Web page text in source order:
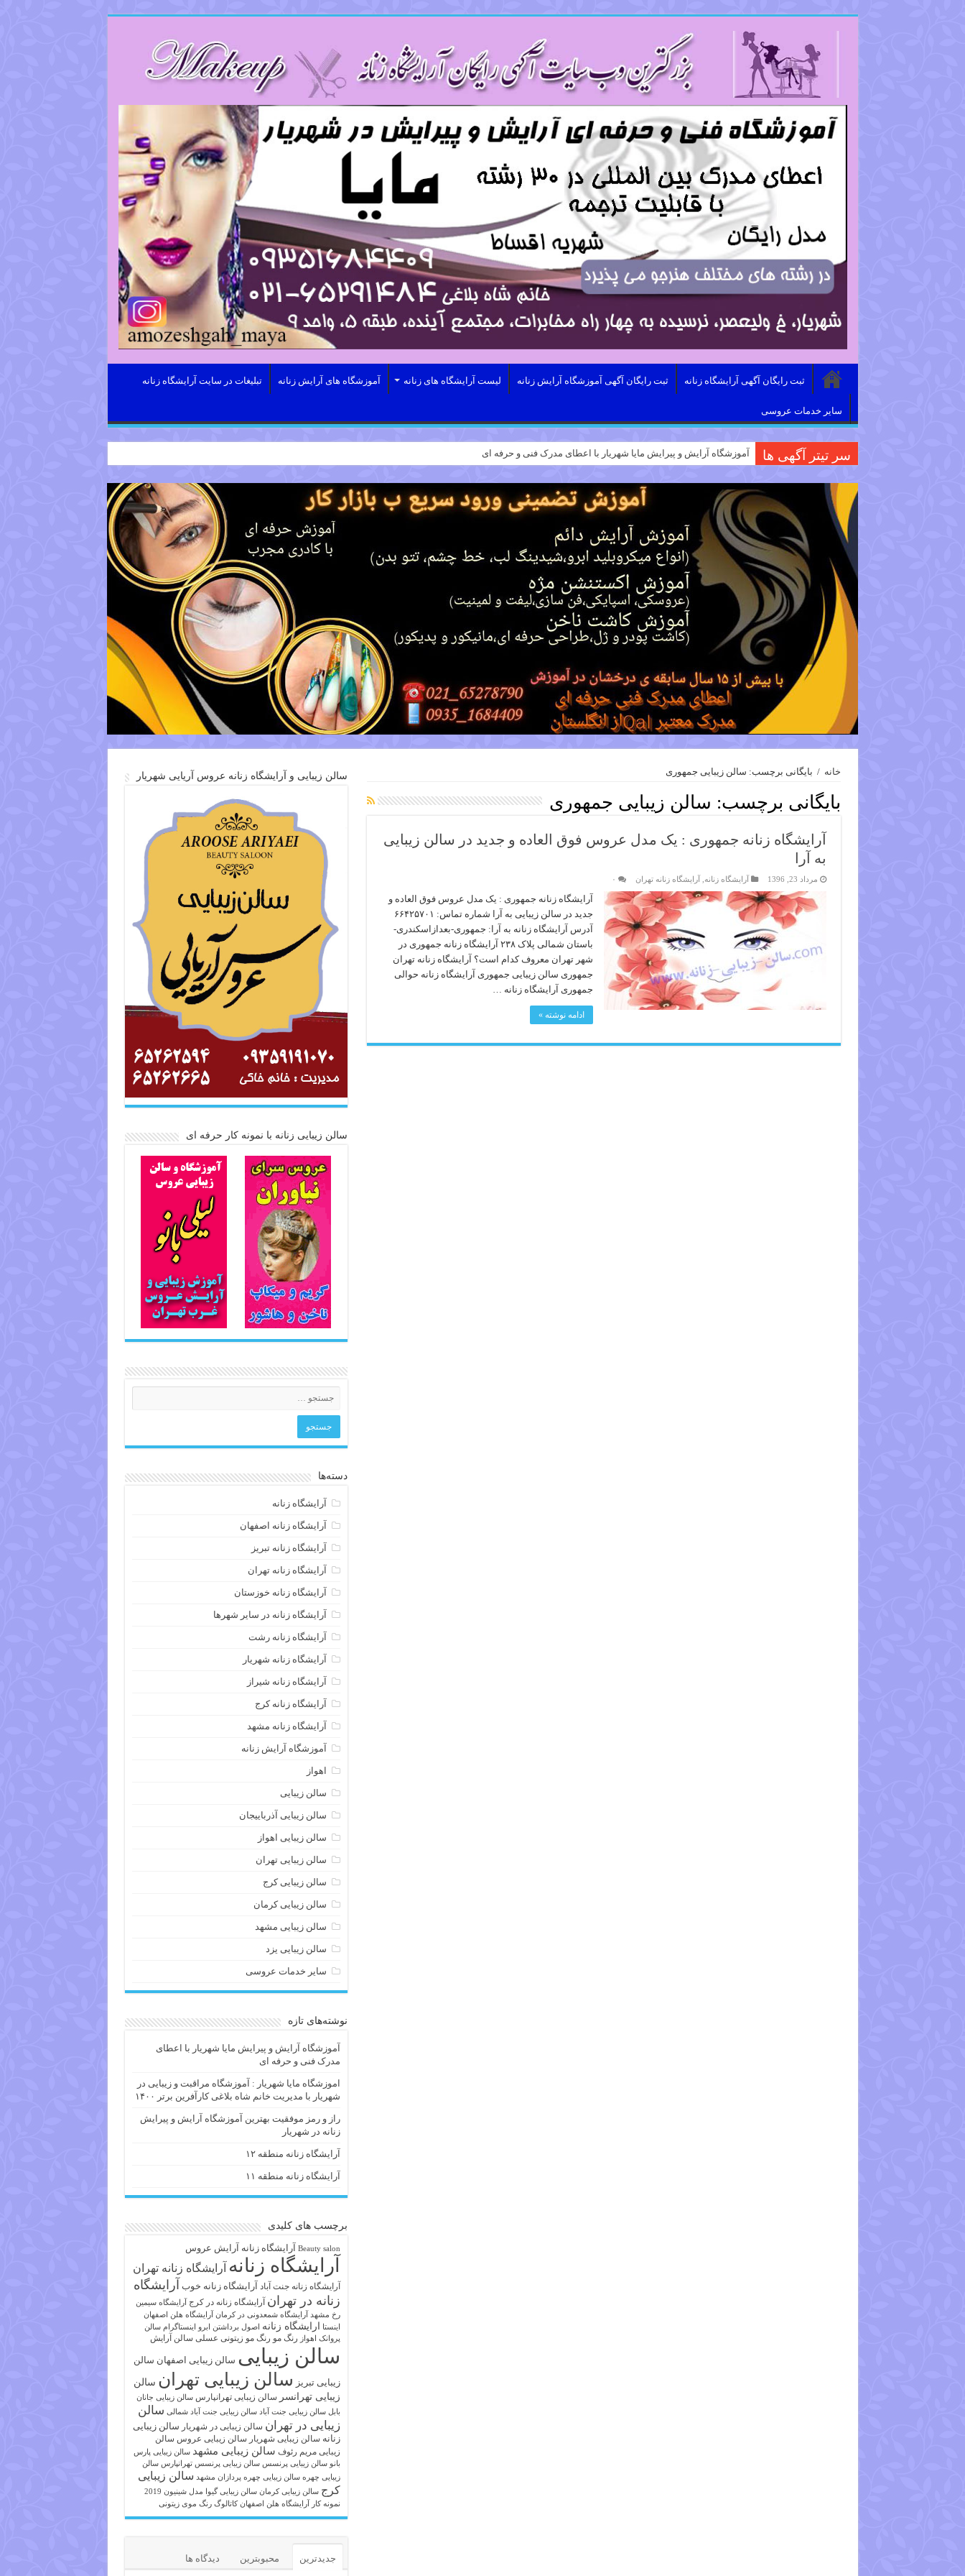
ثبت رایگان آگهی آرایشگاه زنانه ثبت رایگان آگهی آموزشگاه آرایش زنانه لیست آرایشگاه های زنانه آموزشگاه های آرایش زنانه تبلیغات در سایت آرایشگاه زنانه
سایر خدمات عروسی
سر تیتر آگهی ها آموزشگاه آرایش و پیرایش مایا شهریار با اعطای مدرک فنی و حرفه ای
خانه / بایگانی برچسب: سالن زیبایی جمهوری
بایگانی برچسب: سالن زیبایی جمهوری
آرایشگاه زنانه جمهوری : یک مدل عروس فوق العاده و جدید در سالن زیبایی
به آرا
مرداد 23, 1396 آرایشگاه زنانه ,آرایشگاه زنانه تهران ۰
آرایشگاه زنانه جمهوری : یک مدل عروس فوق العاده و
جدید در سالن زیبایی به آرا شماره تماس: ۶۶۴۲۵۷۰۱
آدرس آرایشگاه زنانه به آرا: جمهوری-بعدازاسکندری-
باستان شمالی پلاک ۲۳۸ آرایشگاه زنانه جمهوری در
شهر تهران معروف کدام است؟ آرایشگاه زنانه تهران
جمهوری سالن زیبایی جمهوری آرایشگاه زنانه حوالی
جمهوری آرایشگاه زنانه …
ادامه نوشته »
سالن زیبایی و آرایشگاه زنانه عروس آریایی شهریار
سالن زیبایی زنانه با نمونه کار حرفه ای
دسته‌ها
آرایشگاه زنانه
آرایشگاه زنانه اصفهان
آرایشگاه زنانه تبریز
آرایشگاه زنانه تهران
آرایشگاه زنانه خوزستان
آرایشگاه زنانه در سایر شهرها
آرایشگاه زنانه رشت
آرایشگاه زنانه شهریار
آرایشگاه زنانه شیراز
آرایشگاه زنانه کرج
آرایشگاه زنانه مشهد
آموزشگاه آرایش زنانه
اهواز
سالن زیبایی
سالن زیبایی آذرباییجان
سالن زیبایی اهواز
سالن زیبایی تهران
سالن زیبایی کرج
سالن زیبایی کرمان
سالن زیبایی مشهد
سالن زیبایی یزد
سایر خدمات عروسی
نوشته‌های تازه
آموزشگاه آرایش و پیرایش مایا شهریار با اعطای
مدرک فنی و حرفه ای
اموزشگاه مایا شهریار : آموزشگاه مراقبت و زیبایی در
شهریار با مدیریت خانم شاه بلاغی کارآفرین برتر ۱۴۰۰
راز و رمز موفقیت بهترین آموزشگاه آرایش و پیرایش
زنانه در شهریار
آرایشگاه زنانه منطقه ۱۲
آرایشگاه زنانه منطقه ۱۱
برچسب های کلیدی
Beauty salon آرايشگاه زنانه آرایش عروس
آرایشگاه زنانه آرایشگاه زنانه تهران
آرایشگاه زنانه جنت آباد آرایشگاه زنانه خوب آرایشگاه
زنانه در تهران آرایشگاه زنانه در کرج
آرایشگاه سیمین
رخ مشهد
آرایشگاه شمعدونی در کرمان آرایشگاه هلن اصفهان
اینستا ارایشگاه زنانه اصول برداشتن ابرو
اینستاگرام سالن
پروانک اهواز
رنگ مو رنگ مو زیتونی عسلی سالن آرایش
سالن زیبایی سالن زیبایی اصفهان سالن
زیبایی تبریز سالن زیبایی تهران سالن
زیبایی تهرانسر سالن زیبایی تهرانپارس سالن زیبایی جانان
بابل سالن زیبایی جنت آباد سالن زیبایی جنت آباد شمالی سالن
زیبایی در تهران سالن زیبایی در شهریار سالن زیبایی
زنانه سالن زیبایی شهریار سالن زیبایی عروس سالن
زیبایی مریم رئوف سالن زیبایی مشهد سالن زیبایی پارس
بانو سالن زیبایی پرنسس سالن زیبایی پرنسس تهرانپارس سالن
زیبایی چهره سالن زیبایی چهره پردازان مشهد سالن زیبایی
کرج سالن زیبایی کرمان سالن زیبایی گیوا
مدل شینیون 2019
نمونه کار آرایشگاه هلن اصفهان کاتالوگ رنگ موی زیتونی
جدیدترین محبوبترین دیدگاه ها